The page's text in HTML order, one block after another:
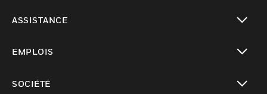
ASSISTANCE
EMPLOIS
SOCIÉTÉ